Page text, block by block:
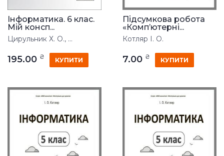
Інформатика. 6 клас.
Мій консп...
Цирульник Х. О., ...
195.00 ₴ КУПИТИ
Підсумкова робота
«Комп’ютерні...
Котляр І. О.
7.00 ₴ КУПИТИ